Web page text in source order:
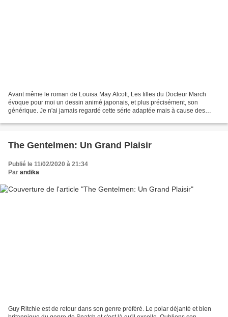
Avant même le roman de Louisa May Alcott, Les filles du Docteur March
évoque pour moi un dessin animé japonais, et plus précisément, son
générique. Je n'ai jamais regardé cette série adaptée mais à cause des
The Gentelmen: Un Grand Plaisir
Publié le 11/02/2020 à 21:34
Par andika
Guy Ritchie est de retour dans son genre préféré. Le polar déjanté et bien